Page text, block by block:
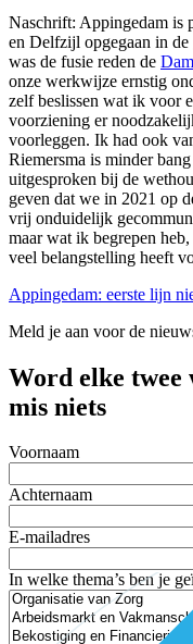
Naschrift: Appingedam is
en Delfzijl opgegaan in de
was de fusie reden de
onze werkwijze ernstig
zelf beslissen wat ik voor
voorziening er
voorleggen. Ik had ook
Riemersma is minder
uitgesproken bij de
geven dat we in 2021 op
vrij onduidelijk
maar wat ik begrepen
veel belangstelling heeft
Appingedam: eerste lijn
Meld je aan voor de
Word elke twee
mis niets
Voornaam
Achternaam
E-mailadres
In welke thema’s ben je